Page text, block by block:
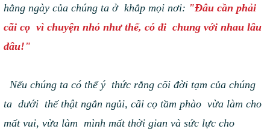
hằng ngày của chúng ta ở khắp mọi nơi: "Đâu cần phải
cãi cọ vì chuyện nhỏ như thế, có đi chung với nhau lâu
đâu!"
Nếu chúng ta có thể ý thức rằng cõi đời tạm của chúng
ta dưới thế thật ngắn ngủi, cãi cọ tầm phào vừa làm cho
mất vui, vừa làm mình mất thời gian và sức lực cho